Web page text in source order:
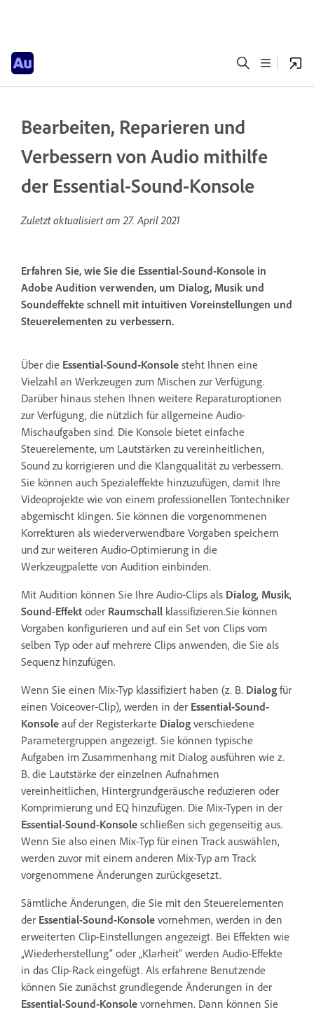
Bearbeiten, Reparieren und
Verbessern von Audio mithilfe
der Essential-Sound-Konsole
Zuletzt aktualisiert am27. April 2021
Erfahren Sie, wie Sie die Essential-Sound-Konsole in
Adobe Audition verwenden, um Dialog, Musik und
Soundeffekte schnell mit intuitiven Voreinstellungen und
Steuerelementen zu verbessern.
Über die Essential-Sound-Konsole steht Ihnen eine
Vielzahl an Werkzeugen zum Mischen zur Verfügung.
Darüber hinaus stehen Ihnen weitere Reparaturoptionen
zur Verfügung, die nützlich für allgemeine Audio-
Mischaufgaben sind. Die Konsole bietet einfache
Steuerelemente, um Lautstärken zu vereinheitlichen,
Sound zu korrigieren und die Klangqualität zu verbessern.
Sie können auch Spezialeffekte hinzuzufügen, damit Ihre
Videoprojekte wie von einem professionellen Tontechniker
abgemischt klingen. Sie können die vorgenommenen
Korrekturen als wiederverwendbare Vorgaben speichern
und zur weiteren Audio-Optimierung in die
Werkzeugpalette von Audition einbinden.
Mit Audition können Sie Ihre Audio-Clips als Dialog, Musik,
Sound-Effekt oder Raumschall klassifizieren.Sie können
Vorgaben konfigurieren und auf ein Set von Clips vom
selben Typ oder auf mehrere Clips anwenden, die Sie als
Sequenz hinzufügen.
Wenn Sie einen Mix-Typ klassifiziert haben (z. B. Dialog für
einen Voiceover-Clip), werden in der Essential-Sound-
Konsole auf der Registerkarte Dialog verschiedene
Parametergruppen angezeigt. Sie können typische
Aufgaben im Zusammenhang mit Dialog ausführen wie z.
B. die Lautstärke der einzelnen Aufnahmen
vereinheitlichen, Hintergrundgeräusche reduzieren oder
Komprimierung und EQ hinzufügen. Die Mix-Typen in der
Essential-Sound-Konsole schließen sich gegenseitig aus.
Wenn Sie also einen Mix-Typ für einen Track auswählen,
werden zuvor mit einem anderen Mix-Typ am Track
vorgenommene Änderungen zurückgesetzt.
Sämtliche Änderungen, die Sie mit den Steuerelementen
der Essential-Sound-Konsole vornehmen, werden in den
erweiterten Clip-Einstellungen angezeigt. Bei Effekten wie
„Wiederherstellung“ oder „Klarheit“ werden Audio-Effekte
in das Clip-Rack eingefügt. Als erfahrene Benutzende
können Sie zunächst grundlegende Änderungen in der
Essential-Sound-Konsole vornehmen. Dann können Sie